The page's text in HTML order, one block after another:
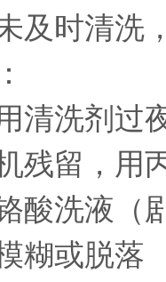
时清洗
洗剂过
留，用
洗液（
或脱落